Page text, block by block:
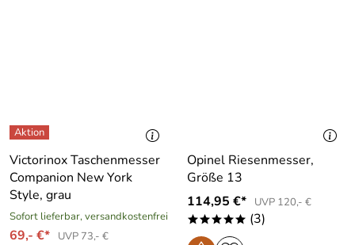
Victorinox Taschenmesser
Companion New York
Style, grau
Sofort lieferbar, versandkostenfrei
69,- €* UVP 73,- €
Opinel Riesenmesser,
Größe 13
114,95 €*
UVP 120,- €
***** (3)